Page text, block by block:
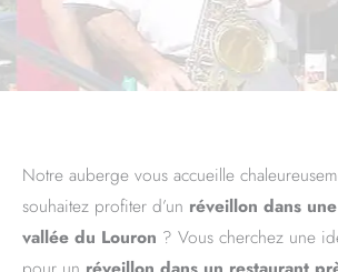
Notre auberge vous accueille
souhaitez profiter d’un réveillon dans
vallée du Louron ? Vous cherchez une